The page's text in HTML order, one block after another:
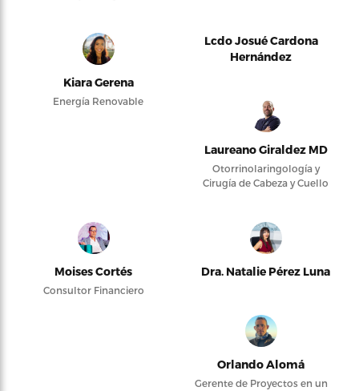
Kiara Gerena
Energía Renovable
Lcdo Josué Cardona
Hernández
Laureano Giraldez MD
Otorrinolaringología y
Cirugía de Cabeza y Cuello
Moises Cortés
Consultor Financiero
Dra. Natalie Pérez Luna
Orlando Alomá
Gerente de Proyectos en un